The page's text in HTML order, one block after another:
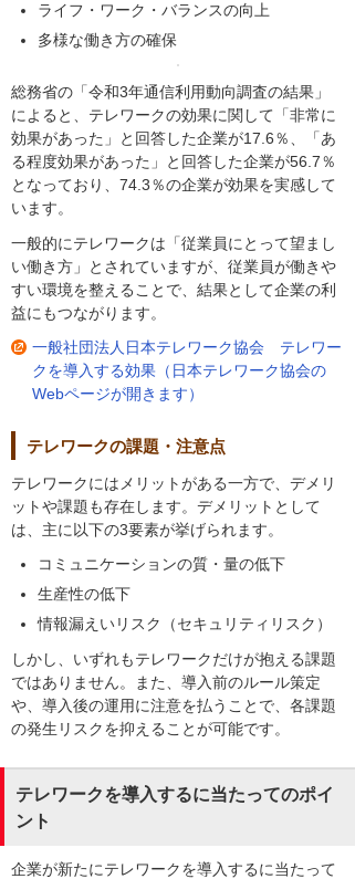
ライフ・ワーク・バランスの向上
多様な働き方の確保
総務省の「令和3年通信利用動向調査の結果」
によると、テレワークの効果に関して「非常に
効果があった」と回答した企業が17.6％、「あ
る程度効果があった」と回答した企業が56.7％
となっており、74.3％の企業が効果を実感して
います。
一般的にテレワークは「従業員にとって望まし
い働き方」とされていますが、従業員が働きや
すい環境を整えることで、結果として企業の利
益にもつながります。
一般社団法人日本テレワーク協会 テレワー
クを導入する効果（日本テレワーク協会の
Webページが開きます）
テレワークの課題・注意点
テレワークにはメリットがある一方で、デメリ
ットや課題も存在します。デメリットとして
は、主に以下の3要素が挙げられます。
コミュニケーションの質・量の低下
生産性の低下
情報漏えいリスク（セキュリティリスク）
しかし、いずれもテレワークだけが抱える課題
ではありません。また、導入前のルール策定
や、導入後の運用に注意を払うことで、各課題
の発生リスクを抑えることが可能です。
テレワークを導入するに当たってのポイ
ント
企業が新たにテレワークを導入するに当たって